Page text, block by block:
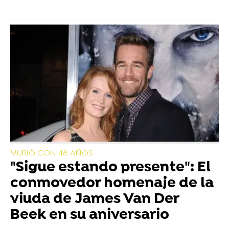
MURIÓ CON 48 AÑOS
"Sigue estando presente": El
conmovedor homenaje de la
viuda de James Van Der
Beek en su aniversario